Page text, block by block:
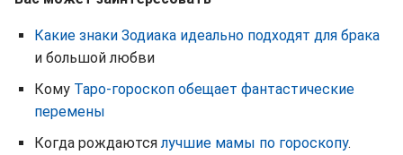
Какие знаки Зодиака идеально подходят для брака
и большой любви
Кому Таро-гороскоп обещает фантастические
перемены
Когда рождаютсялучшие мамы по гороскопу.